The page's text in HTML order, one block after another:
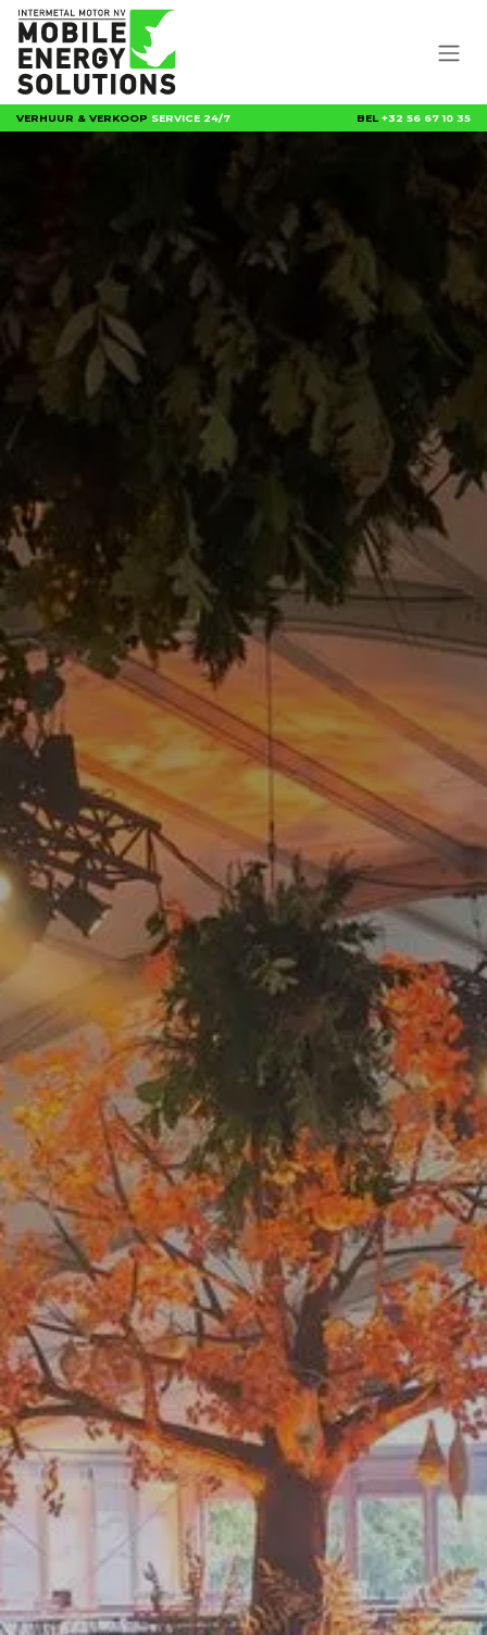
Overslaan naar inhoud
VERHUUR & VERKOOP SERVICE 24/7 BEL +32 56 67 10 35